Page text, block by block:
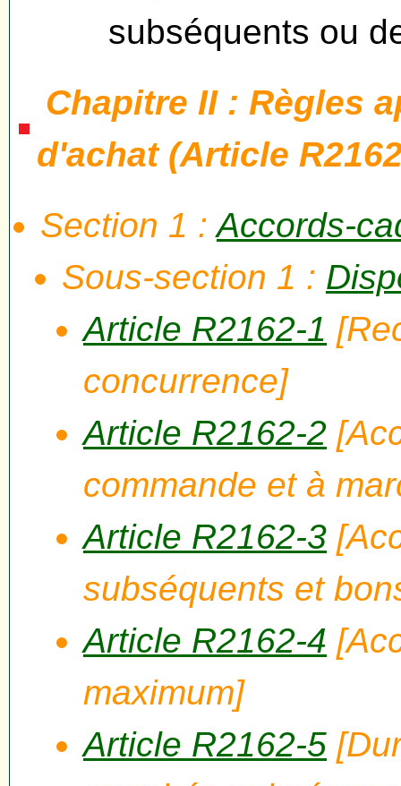
subséquents ou
Chapitre II : Règles
d'achat (Article
Section 1 :Accords-
Sous-section 1 :
Article R2162-1
concurrence]
Article R2162-2
commande et à
Article R2162-3
subséquents et
Article R2162-4
maximum]
Article R2162-5